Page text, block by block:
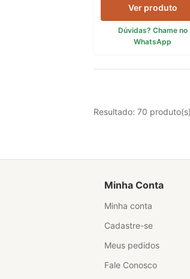
Ver produto
Dúvidas? Chame no
WhatsApp
Resultado: 70
Minha Conta
Minha conta
Cadastre-se
Meus pedidos
Fale Conosco